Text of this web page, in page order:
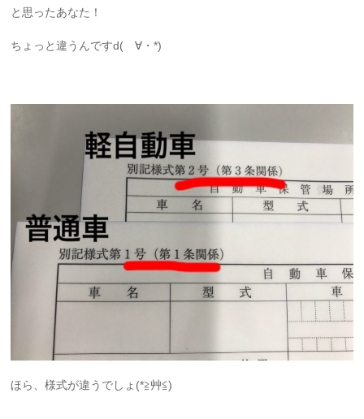
と思ったあなた！
ちょっと違うんですd(ゝ∀・*)
ほら、様式が違うでしょ(*≧艸≦)